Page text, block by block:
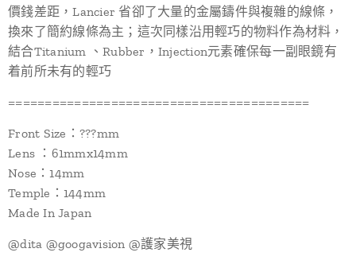
價錢差距，Lancier 省卻了大量的金屬鑄件與複雜的線條，
換來了簡約線條為主；這次同樣沿用輕巧的物料作為材料，
結合Titanium 、Rubber，Injection元素確保每一副眼鏡有
着前所未有的輕巧
=========================================
Front Size：???mm
Lens ：61mmx14mm
Nose：14mm
Temple：144mm
Made In Japan
@dita @googavision @護家美視